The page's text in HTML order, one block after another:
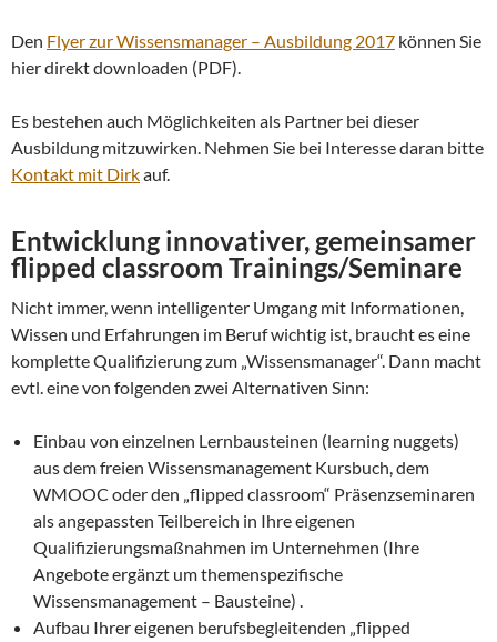
Den Flyer zur Wissensmanager – Ausbildung 2017 können Sie
hier direkt downloaden (PDF).
Es bestehen auch Möglichkeiten als Partner bei dieser
Ausbildung mitzuwirken. Nehmen Sie bei Interesse daran bitte
Kontakt mit Dirkauf.
Entwicklung innovativer, gemeinsamer
flipped classroom Trainings/Seminare
Nicht immer, wenn intelligenter Umgang mit Informationen,
Wissen und Erfahrungen im Beruf wichtig ist, braucht es eine
komplette Qualifizierung zum „Wissensmanager“. Dann macht
evtl. eine von folgenden zwei Alternativen Sinn:
Einbau von einzelnen Lernbausteinen (learning nuggets)
aus dem freien Wissensmanagement Kursbuch, dem
WMOOC oder den „flipped classroom“ Präsenzseminaren
als angepassten Teilbereich in Ihre eigenen
Qualifizierungsmaßnahmen im Unternehmen (Ihre
Angebote ergänzt um themenspezifische
Wissensmanagement – Bausteine) .
Aufbau Ihrer eigenen berufsbegleitenden „flipped